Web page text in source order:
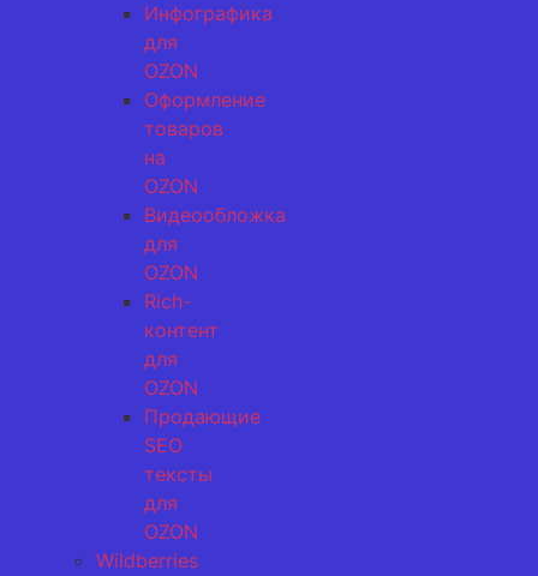
Инфографика
для
OZON
Оформление
товаров
на
OZON
Видеообложка
для
OZON
Rich-
контент
для
OZON
Продающие
SEO
тексты
для
OZON
Wildberries